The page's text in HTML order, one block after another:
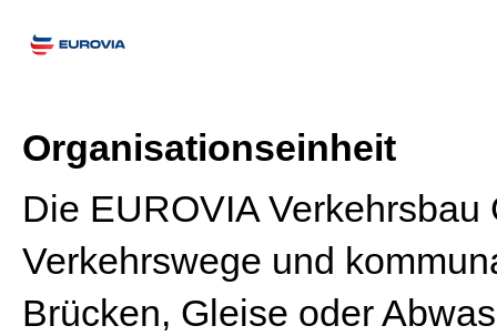
Organisationseinheit
Die EUROVIA
Verkehrswege und
Brücken, Gleise oder